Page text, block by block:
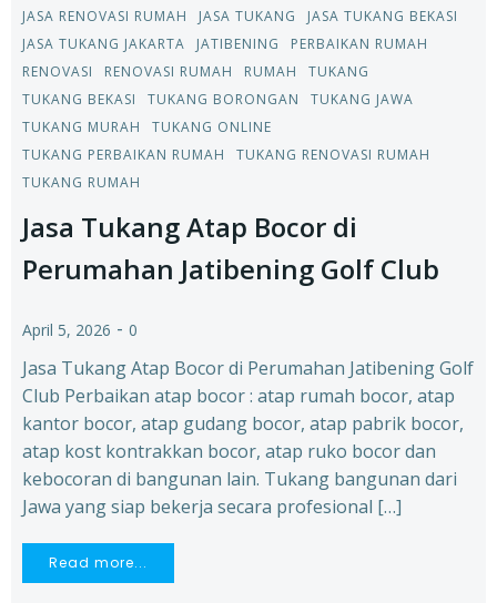
JASA RENOVASI RUMAH
JASA TUKANG
JASA TUKANG BEKASI
JASA TUKANG JAKARTA
JATIBENING
PERBAIKAN RUMAH
RENOVASI
RENOVASI RUMAH RUMAH
TUKANG
TUKANG BEKASI
TUKANG BORONGAN
TUKANG JAWA
TUKANG MURAH
TUKANG ONLINE
TUKANG PERBAIKAN RUMAH
TUKANG RENOVASI RUMAH
TUKANG RUMAH
Jasa Tukang Atap Bocor di
Perumahan Jatibening Golf Club
April 5, 2026 - 0
Jasa Tukang Atap Bocor di Perumahan Jatibening Golf
Club Perbaikan atap bocor : atap rumah bocor, atap
kantor bocor, atap gudang bocor, atap pabrik bocor,
atap kost kontrakkan bocor, atap ruko bocor dan
kebocoran di bangunan lain. Tukang bangunan dari
Jawa yang siap bekerja secara profesional […]
Read more...